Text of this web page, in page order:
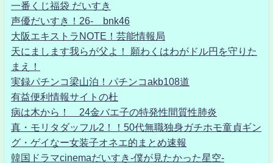
一番くじ福袋 だいすき
声優だいすき！26- bnk46
大阪エキストラNOTE！芸能情報局
天にまします我らが父よ！ 願わくはわがドル円を守りた
まえ！
実録パチンコ梁山泊！パチンコakb108道
有益便利情報サイトの杜
病は木から！ 24金バエ子の特発性間質性肺炎
真・モリタダッフル2！！50代無職独身ガチホモ童貞ギン
グ・ゲイなー女装子オネエ的まとめ速報
韓国ドラマcinemaだいすき-僕が見たかった星空-